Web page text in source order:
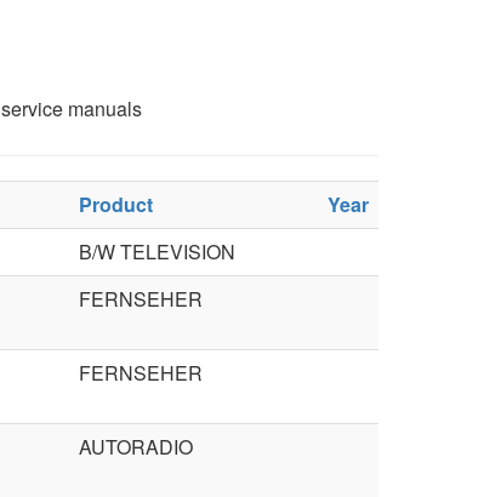
service manuals
Product
Year
B/W TELEVISION
FERNSEHER
FERNSEHER
AUTORADIO